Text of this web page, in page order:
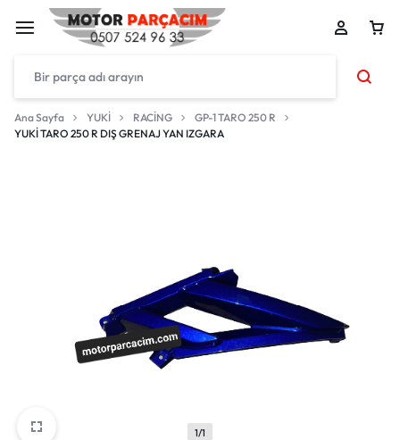
Ana Sayfa YUKİ RACİNG
GP-1 TARO 250 R
YUKİ TARO 250 R DIŞ GRENAJ YAN IZGARA
1/1